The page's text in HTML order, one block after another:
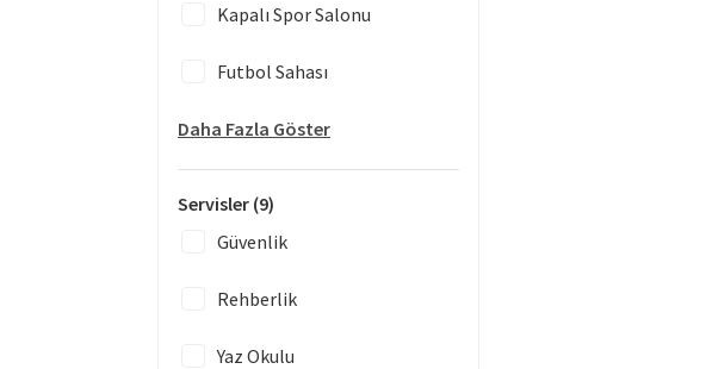
Kapalı Spor Salonu
Futbol Sahası
Daha Fazla Göster
Servisler (9)
Güvenlik
Rehberlik
Yaz Okulu